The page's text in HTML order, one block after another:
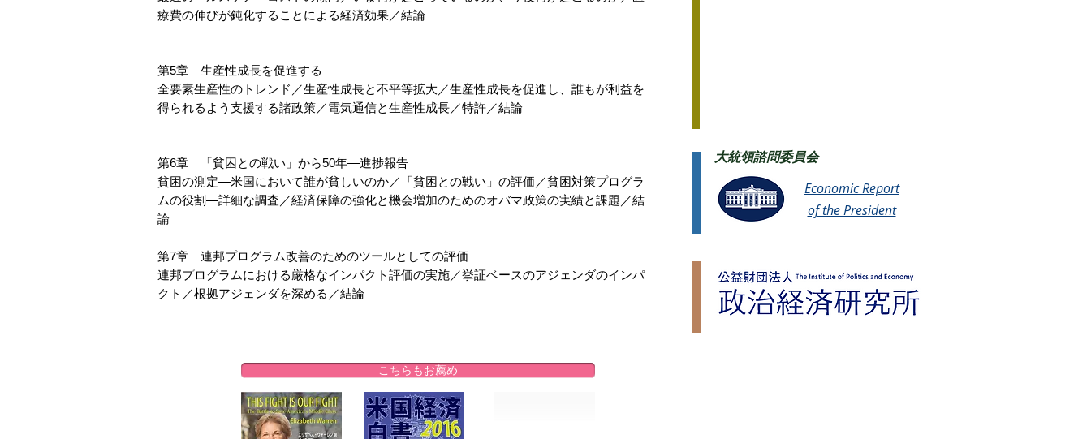
療費の伸びが鈍化することによる経済効果／結論
第5章 生産性成長を促進する
全要素生産性のトレンド／生産性成長と不平等拡大／生産性成長を促進し、誰もが利益を
得られるよう支援する諸政策／電気通信と生産性成長／特許／結論
第6章 「貧困との戦い」から50年―進捗報告
貧困の測定―米国において誰が貧しいのか／「貧困との戦い」の評価／貧困対策プログラ
ムの役割―詳細な調査／経済保障の強化と機会増加のためのオバマ政策の実績と課題／結
論
第7章 連邦プログラム改善のためのツールとしての評価
連邦プログラムにおける厳格なインパクト評価の実施／挙証ベースのアジェンダのインパ
クト／根拠アジェンダを深める／結論
こちらもお薦め
大統領諮問委員会
Economic Report
of the President